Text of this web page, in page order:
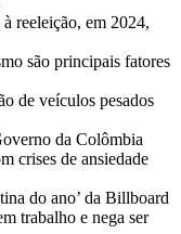
reeleição, em 2024,
são principais fatores
de veículos pesados
da Colômbia
crises de ansiedade
do ano’ da Billboard
trabalho e nega ser